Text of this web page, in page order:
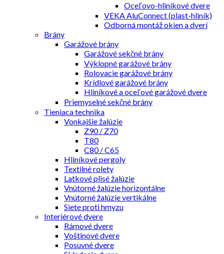
Oceľovo-hliníkové dvere
VEKA AluConnect (plast-hliník)
Odborná montáž okien a dverí
Brány
Garážové brány
Garážové sekčné brány
Výklopné garážové brány
Rolovacie garážové brány
Krídlové garážové brány
Hliníkové a oceľové garážové dvere
Priemyselné sekčné brány
Tieniaca technika
Vonkajšie žalúzie
Z90 / Z70
T80
C80 / C65
Hliníkové pergoly
Textilné rolety
Latkové plisé žalúzie
Vnútorné žalúzie horizontálne
Vnútorné žalúzie vertikálne
Siete proti hmyzu
Interiérové dvere
Rámové dvere
Voštinové dvere
Posuvné dvere